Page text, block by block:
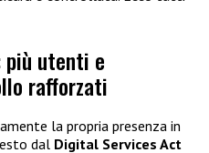
utenti e
rafforzati
la propria presenza in
dal Digital Services Act